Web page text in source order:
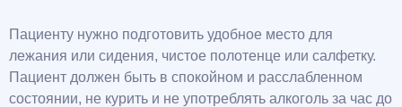
Пациенту нужно подготовить удобное место для
лежания или сидения, чистое полотенце или салфетку.
Пациент должен быть в спокойном и расслабленном
состоянии, не курить и не употреблять алкоголь за час до